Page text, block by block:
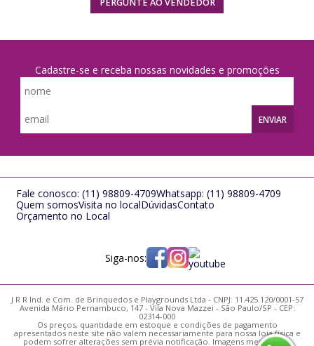
PERGUNTE AO VENDEDOR
Cadastre-se e receba nossas novidades e promoções
ENVIAR
Fale conosco: (11) 98809-4709Whatsapp: (11) 98809-4709
Quem somosVisita no localDúvidasContato
Orçamento no Local
Siga-nos:
J R R Ind. e Com. de Brinquedos e Playgrounds Ltda - CNPJ: 11.425.120/0001-57
Avenida Mário Pernambuco, 147 - Vila Nova Mazzei - São Paulo/SP - CEP:
02314-000
Os preços, quantidade em estoque e condições de pagamento
apresentados neste site não valem necessariamente para nossa loja física e
podem sofrer alterações sem prévia notificação. Imagens meramente